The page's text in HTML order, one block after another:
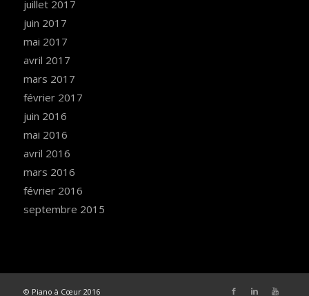
juillet 2017
juin 2017
mai 2017
avril 2017
mars 2017
février 2017
juin 2016
mai 2016
avril 2016
mars 2016
février 2016
septembre 2015
© Piano à Cœur 2016